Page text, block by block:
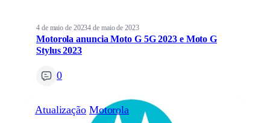
4 de maio de 20234 de maio de 2023
Motorola anuncia Moto G 5G 2023 e Moto G
Stylus 2023
0
Atualização Motorola